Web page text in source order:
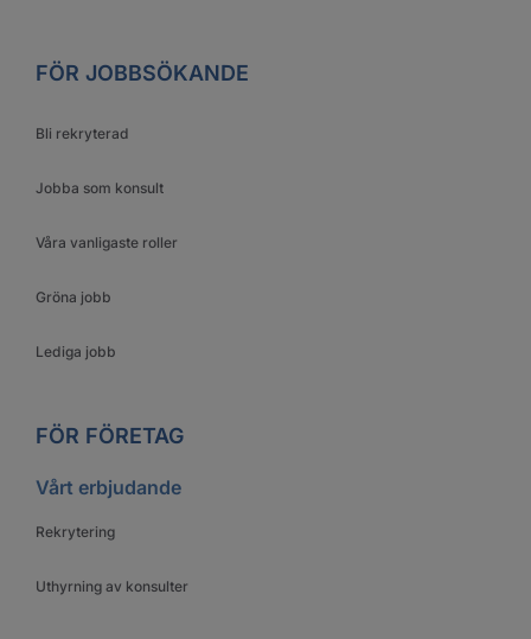
FÖR JOBBSÖKANDE
Bli rekryterad
Jobba som konsult
Våra vanligaste roller
Gröna jobb
Lediga jobb
FÖR FÖRETAG
Vårt erbjudande
Rekrytering
Uthyrning av konsulter